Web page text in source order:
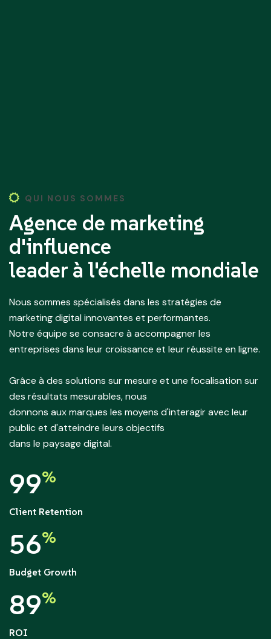
QUI NOUS SOMMES
Agence de marketing
d'influence
leader à l'échelle mondiale
Nous sommes spécialisés dans les stratégies de
marketing digital innovantes et performantes.
Notre équipe se consacre à accompagner les
entreprises dans leur croissance et leur réussite en ligne.
Grâce à des solutions sur mesure et une focalisation sur
des résultats mesurables, nous
donnons aux marques les moyens d'interagir avec leur
public et d'atteindre leurs objectifs
dans le paysage digital.
Client Retention
99%
Budget Growth
56%
ROI
89%